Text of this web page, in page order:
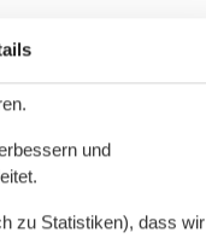
und
zu Statistiken), dass wir